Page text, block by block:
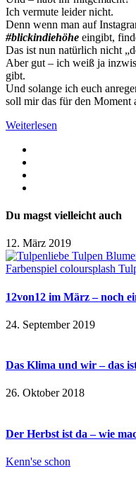
Ich vermute leider nicht.
Denn wenn man auf
#blickindiehöhe eingibt,
Das ist nun natürlich nicht
Aber gut – ich weiß ja
gibt.
Und solange ich euch
soll mir das für den Moment
Weiterlesen
Du magst vielleicht auch
12. März 2019
12von12 im März – noch
24. September 2019
Das Klima und wir – das
26. Oktober 2018
Der Herbst ist da – wie
Kenn'se schon